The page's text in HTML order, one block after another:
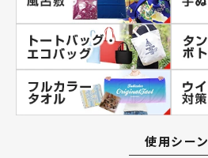
使用シーン